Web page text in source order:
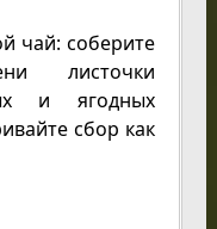
чай: соберите
листочки
и ягодных
сбор как